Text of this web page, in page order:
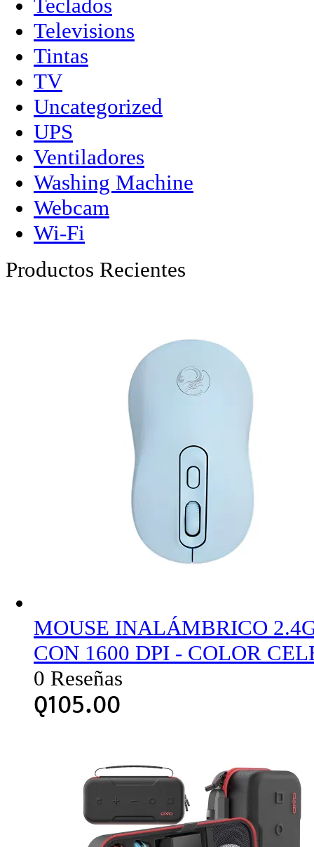
Teclados
Televisions
Tintas
TV
Uncategorized
UPS
Ventiladores
Washing Machine
Webcam
Wi-Fi
Productos Recientes
MOUSE INALÁMBRICO
CON 1600 DPI - COLOR
0 Reseñas
Q105.00